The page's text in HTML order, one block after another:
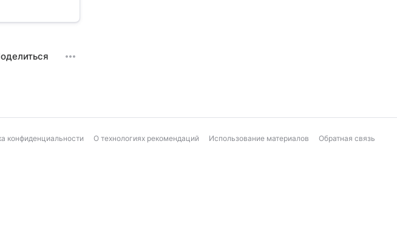
конфиденциальности О технологиях рекомендаций Использование материалов Обратная связь